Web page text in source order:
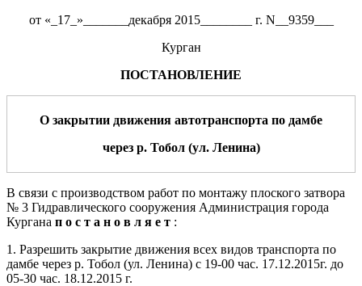
от «_17_»_______декабря 2015________ г. N__9359___
Курган
ПОСТАНОВЛЕНИЕ
О закрытии движения автотранспорта по дамбе
через р. Тобол (ул. Ленина)
В связи с производством работ по монтажу плоского затвора
№ 3 Гидравлического сооружения Администрация города
Кургана п о с т а н о в л я е т :
1. Разрешить закрытие движения всех видов транспорта по
дамбе через р. Тобол (ул. Ленина) с 19-00 час. 17.12.2015г. до
05-30 час. 18.12.2015 г.